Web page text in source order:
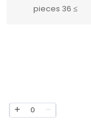
≥ 36 pieces
0